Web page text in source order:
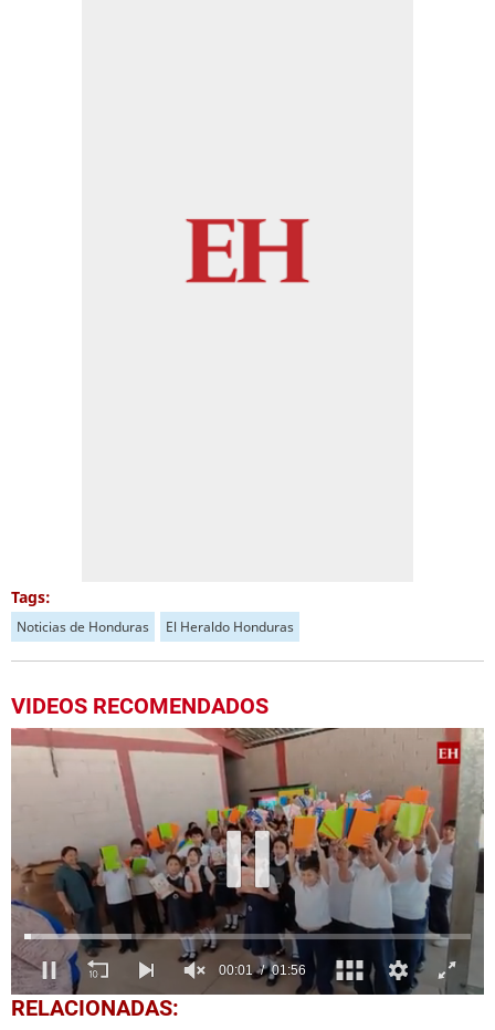
Tags:
Noticias de Honduras El Heraldo Honduras
VIDEOS RECOMENDADOS
0
seconds
RELACIONADAS: